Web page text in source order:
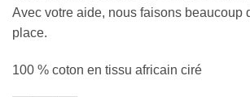
Avec votre aide, nous faisons beaucoup
place.
100 % coton en tissu africain ciré